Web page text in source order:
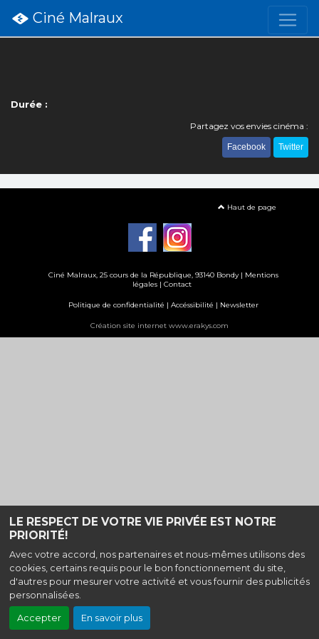
LE RESPECT DE VOTRE VIE PRIVÉE EST NOTRE
PRIORITÉ!
Avec votre accord, nos partenaires et nous-mêmes utilisons des
cookies, certains requis pour le bon fonctionnement du site,
d'autres pour mesurer votre activité et vous fournir des publicités
personnalisées.
Accepter En savoir plus
Ciné Malraux
Durée :
Partagez vos envies cinéma :
Facebook Twitter
Haut de page
Ciné Malraux, 25 cours de la République, 93140 Bondy | Mentions
légales | Contact
Politique de confidentialité | Accéssibilité | Newsletter
Création site internet www.erakys.com